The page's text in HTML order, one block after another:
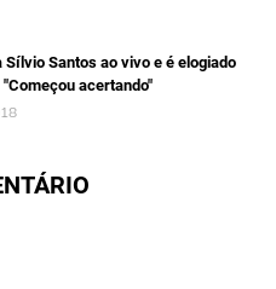
Sílvio Santos ao vivo e é elogiado
acertando"